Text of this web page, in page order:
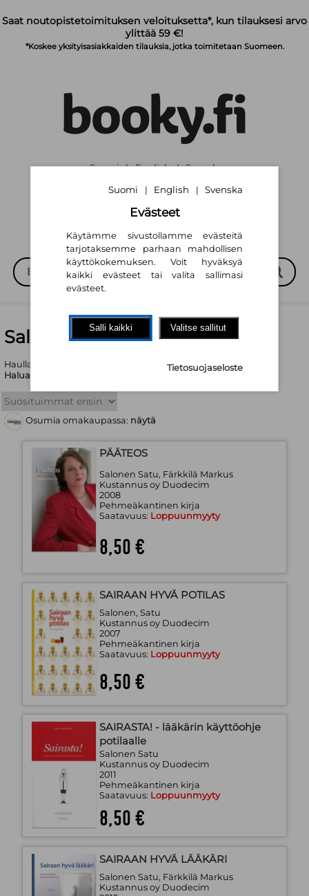
Saat noutopistetoimituksen veloituksetta*, kun tilauksesi arvo
ylittää 59 €!
*Koskee yksityisasiakkaiden tilauksia, jotka toimitetaan Suomeen.
Suomi | English | Svenska
Salonen Satu | Booky.fi
Haullasi löytyi yhteensä 7 tuotetta
Haluatko tarkentaa hakukriteerejä?
Osumia omakaupassa: näytä
PÄÄTEOS
Salonen Satu, Färkkilä Markus
Kustannus oy Duodecim
2008
Pehmeäkantinen kirja
Saatavuus: Loppuunmyyty
8,50 €
SAIRAAN HYVÄ POTILAS
Salonen, Satu
Kustannus oy Duodecim
2007
Pehmeäkantinen kirja
Saatavuus: Loppuunmyyty
8,50 €
SAIRASTA! - lääkärin käyttöohje
potilaalle
Salonen Satu
Kustannus oy Duodecim
2011
Pehmeäkantinen kirja
Saatavuus: Loppuunmyyty
8,50 €
SAIRAAN HYVÄ LÄÄKÄRI
Salonen Satu, Färkkilä Markus
Kustannus oy Duodecim
Suomi | English | Svenska
Evästeet
Käytämme sivustollamme evästeitä
tarjotaksemme parhaan mahdollisen
käyttökokemuksen. Voit hyväksyä
kaikki evästeet tai valita sallimasi
evästeet.
Salli kaikki Valitse sallitut
Tietosuojaseloste